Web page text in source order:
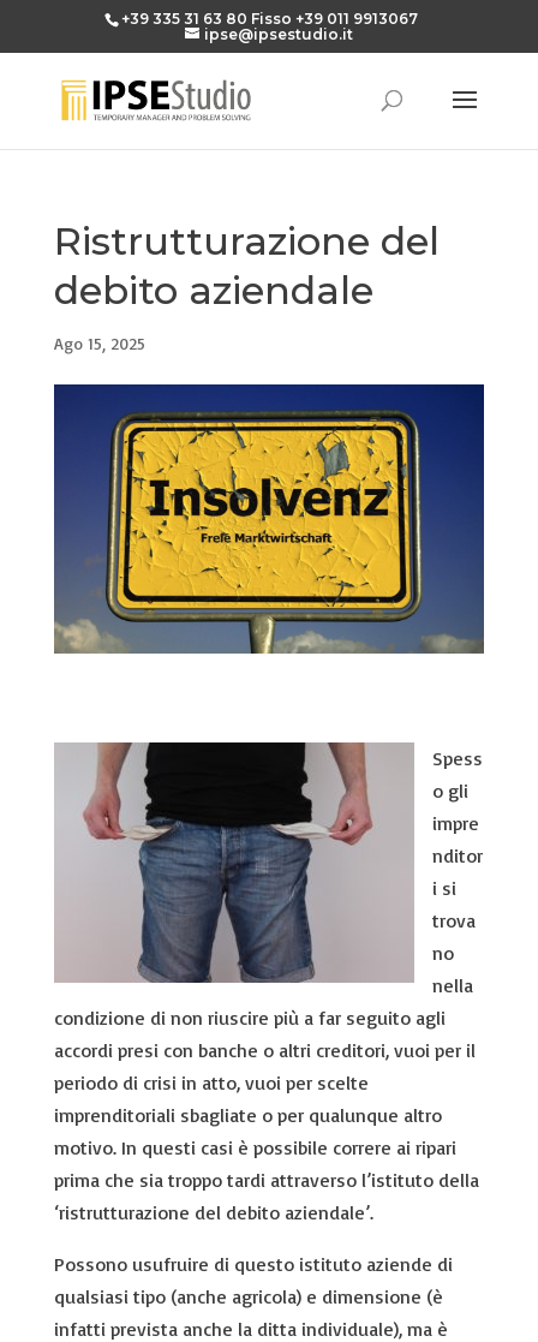
+39 335 31 63 80 Fisso +39 011 9913067
ipse@ipsestudio.it
Ristrutturazione del
debito aziendale
Ago 15, 2025
Spess
o gli
impre
nditor
i si
trova
no
nella
condizione di non riuscire più a far seguito agli
accordi presi con banche o altri creditori, vuoi per il
periodo di crisi in atto, vuoi per scelte
imprenditoriali sbagliate o per qualunque altro
motivo. In questi casi è possibile correre ai ripari
prima che sia troppo tardi attraverso l’istituto della
‘ristrutturazione del debito aziendale’.
Possono usufruire di questo istituto aziende di
qualsiasi tipo (anche agricola) e dimensione (è
infatti prevista anche la ditta individuale), ma è